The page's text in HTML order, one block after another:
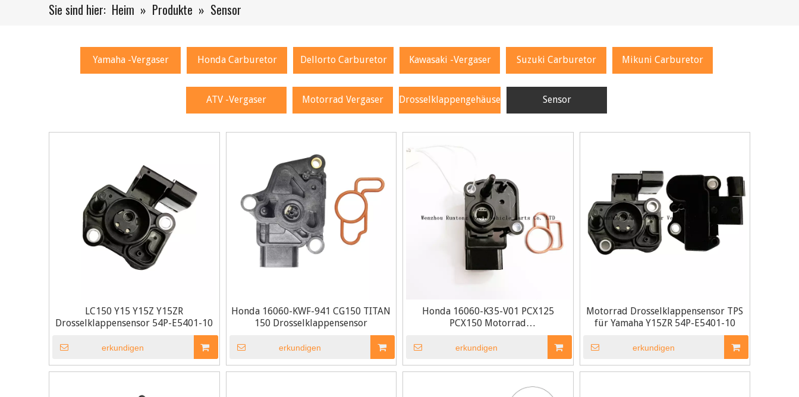
Sie sind hier: Heim » Produkte » Sensor
Yamaha -Vergaser Honda Carburetor Dellorto Carburetor Kawasaki -Vergaser Suzuki Carburetor Mikuni Carburetor
ATV -Vergaser Motorrad Vergaser Drosselklappengehäuse Sensor
LC150 Y15 Y15Z Y15ZR
Drosselklappensensor 54P-E5401-10
erkundigen
Honda 16060-KWF-941 CG150 TITAN
150 Drosselklappensensor
erkundigen
Honda 16060-K35-V01 PCX125
PCX150 Motorrad
erkundigen
Motorrad Drosselklappensensor TPS
für Yamaha Y15ZR 54P-E5401-10
erkundigen